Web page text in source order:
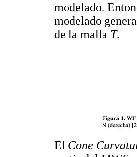
modelado.
modelado
de la malla T.
El Cone